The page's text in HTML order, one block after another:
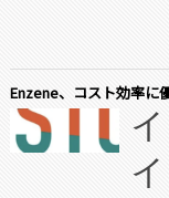
Enzene、コスト効率に